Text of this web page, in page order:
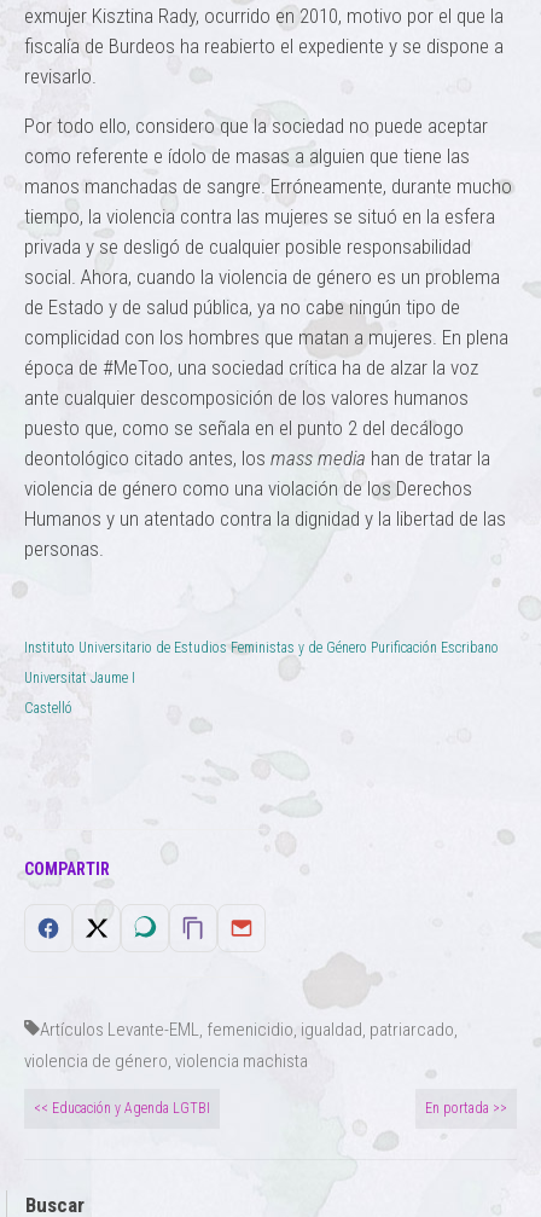
exmujer Kisztina Rady, ocurrido en 2010, motivo por el que la
fiscalía de Burdeos ha reabierto el expediente y se dispone a
revisarlo.
Por todo ello, considero que la sociedad no puede aceptar
como referente e ídolo de masas a alguien que tiene las
manos manchadas de sangre. Erróneamente, durante mucho
tiempo, la violencia contra las mujeres se situó en la esfera
privada y se desligó de cualquier posible responsabilidad
social. Ahora, cuando la violencia de género es un problema
de Estado y de salud pública, ya no cabe ningún tipo de
complicidad con los hombres que matan a mujeres. En plena
época de #MeToo, una sociedad crítica ha de alzar la voz
ante cualquier descomposición de los valores humanos
puesto que, como se señala en el punto 2 del decálogo
deontológico citado antes, los mass media han de tratar la
violencia de género como una violación de los Derechos
Humanos y un atentado contra la dignidad y la libertad de las
personas.
Instituto Universitario de Estudios Feministas y de Género Purificación Escribano
Universitat Jaume I
Castelló
COMPARTIR
Artículos Levante-EML, femenicidio, igualdad, patriarcado,
violencia de género, violencia machista
<< Educación y Agenda LGTBI En portada >>
Buscar